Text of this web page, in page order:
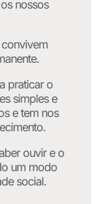
nossos
praticar o
simples e
e tem nos
ouvir e o
um modo
social.